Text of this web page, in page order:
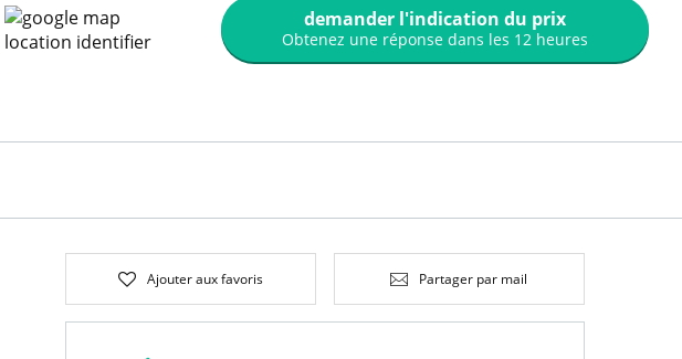
demander l'indication du prix
Obtenez une réponse dans les 12 heures
Ajouter aux favoris Partager par mail